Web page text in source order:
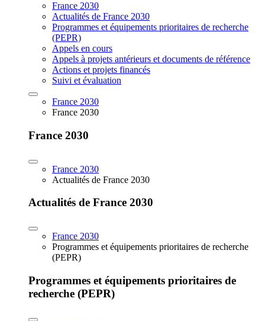
France 2030
Actualités de France 2030
Programmes et équipements prioritaires de recherche
(PEPR)
Appels en cours
Appels à projets antérieurs et documents de référence
Actions et projets financés
Suivi et évaluation
France 2030
France 2030
France 2030
France 2030
Actualités de France 2030
Actualités de France 2030
France 2030
Programmes et équipements prioritaires de recherche
(PEPR)
Programmes et équipements prioritaires de
recherche (PEPR)